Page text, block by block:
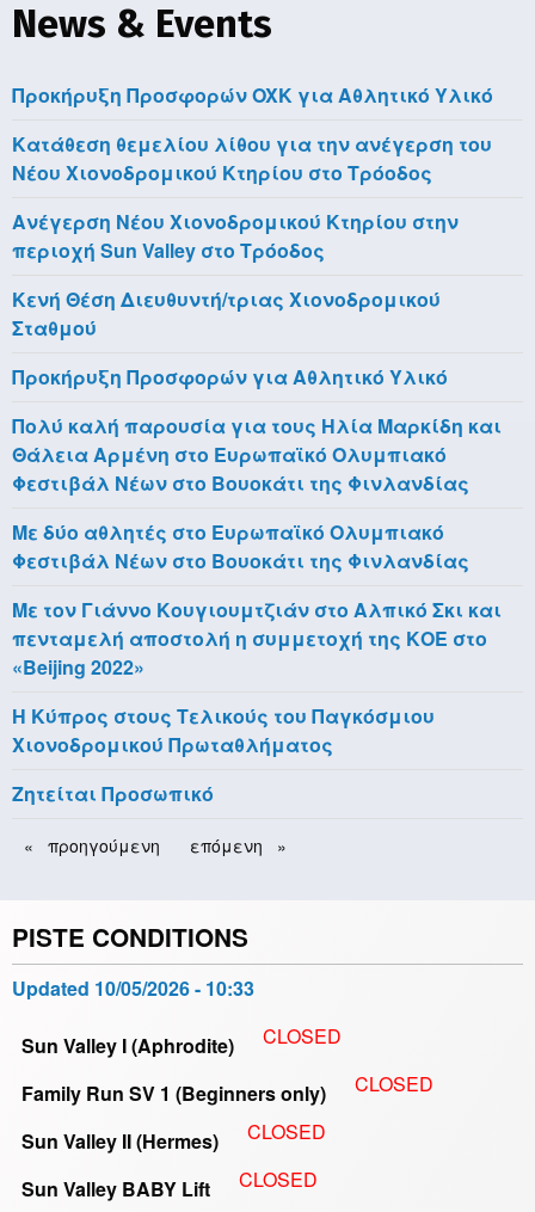
News & Events
Προκήρυξη Προσφορών OXK για Αθλητικό Υλικό
Κατάθεση θεμελίου λίθου για την ανέγερση του
Νέου Χιονοδρομικού Κτηρίου στο Τρόοδος
Aνέγερση Νέου Χιονοδρομικού Κτηρίου στην
περιοχή Sun Valley στο Τρόοδος
Κενή Θέση Διευθυντή/τριας Χιονοδρομικού
Σταθμού
Προκήρυξη Προσφορών για Αθλητικό Υλικό
Πολύ καλή παρουσία για τους Ηλία Μαρκίδη και
Θάλεια Αρμένη στο Ευρωπαϊκό Ολυμπιακό
Φεστιβάλ Νέων στο Βουοκάτι της Φινλανδίας
Με δύο αθλητές στο Ευρωπαϊκό Ολυμπιακό
Φεστιβάλ Νέων στο Βουοκάτι της Φινλανδίας
Με τον Γιάννο Κουγιουμτζιάν στο Αλπικό Σκι και
πενταμελή αποστολή η συμμετοχή της ΚΟΕ στο
«Beijing 2022»
H Κύπρος στους Τελικούς του Παγκόσμιου
Χιονοδρομικού Πρωταθλήματος
Ζητείται Προσωπικό
Pagination
Previous
προηγούμενη
Next
επόμενη
PISTE CONDITIONS
Updated 10/05/2026 - 10:33
Sun Valley I (Aphrodite) CLOSED
Family Run SV 1 (Beginners only) CLOSED
Sun Valley II (Hermes) CLOSED
Sun Valley BABY Lift CLOSED